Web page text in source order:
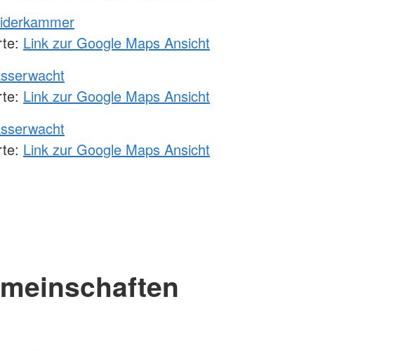
Link zur Google Maps Ansicht
Link zur Google Maps Ansicht
Link zur Google Maps Ansicht